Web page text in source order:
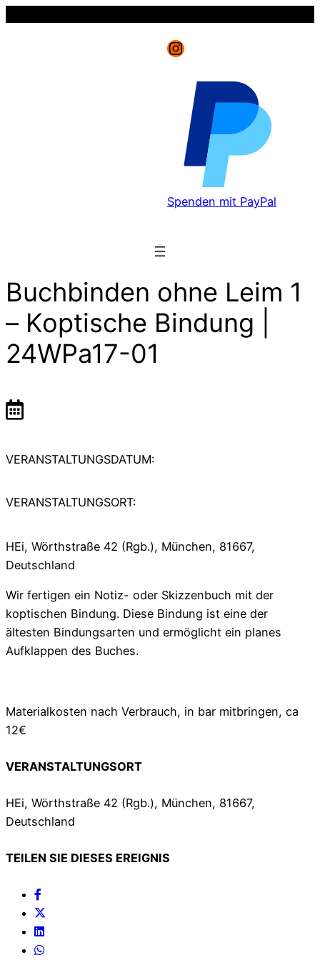
Instagram
Spenden mit PayPal
Buchbinden ohne Leim 1
– Koptische Bindung |
24WPa17-01
VERANSTALTUNGSDATUM:
VERANSTALTUNGSORT:
HEi, Wörthstraße 42 (Rgb.), München, 81667,
Deutschland
Wir fertigen ein Notiz- oder Skizzenbuch mit der
koptischen Bindung. Diese Bindung ist eine der
ältesten Bindungsarten und ermöglicht ein planes
Aufklappen des Buches.
Materialkosten nach Verbrauch, in bar mitbringen, ca
12€
VERANSTALTUNGSORT
HEi, Wörthstraße 42 (Rgb.), München, 81667,
Deutschland
TEILEN SIE DIESES EREIGNIS